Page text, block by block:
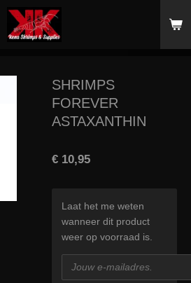
SHRIMPS
FOREVER
ASTAXANTHIN
€ 10,95
Laat het me weten
wanneer dit product
weer op voorraad is.